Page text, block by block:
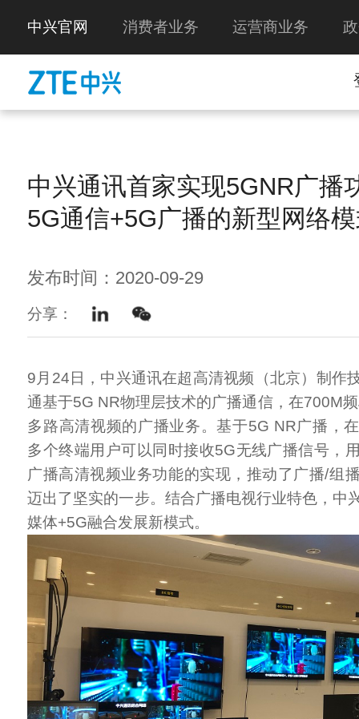
中兴官网 消费者业务 运营商业务
中兴通讯首家实现5GNR广播
5G通信+5G广播的新型网络
发布时间：2020-09-29
分享：
9月24日，中兴通讯在超高清视频（北京）制作
通基于5G NR物理层技术的广播通信，在700M
多路高清视频的广播业务。基于5G NR广播，
多个终端用户可以同时接收5G无线广播信号，
广播高清视频业务功能的实现，推动了广播/组
迈出了坚实的一步。结合广播电视行业特色，中
媒体+5G融合发展新模式。